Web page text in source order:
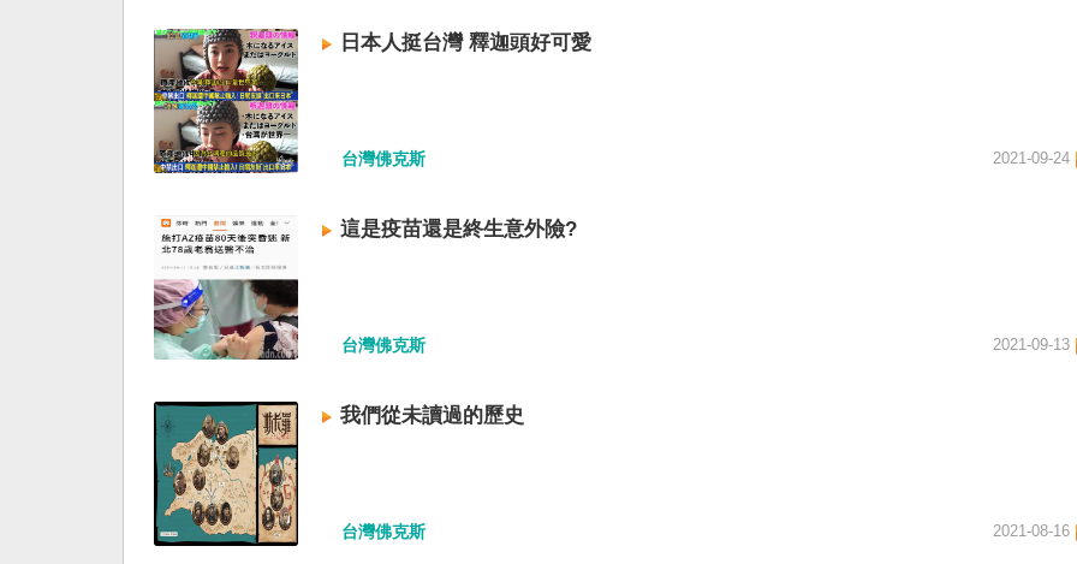
日本人挺台灣 釋迦頭好可愛
台灣佛克斯 2021-09-24
這是疫苗還是終生意外險?​
台灣佛克斯 2021-09-13
我們從未讀過的歷史​
台灣佛克斯 2021-08-16